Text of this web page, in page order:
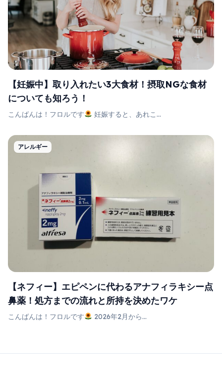
【妊娠中】取り入れたい3大食材！摂取NGな食材
についても知ろう！
こんばんは！フロルです 妊娠すると、あれこ...
アレルギー
【ネフィー】エピペンに代わるアナフィラキシー点
鼻薬！処方までの流れと所持を決めたワケ
こんばんは！フロルです 2026年2月から...